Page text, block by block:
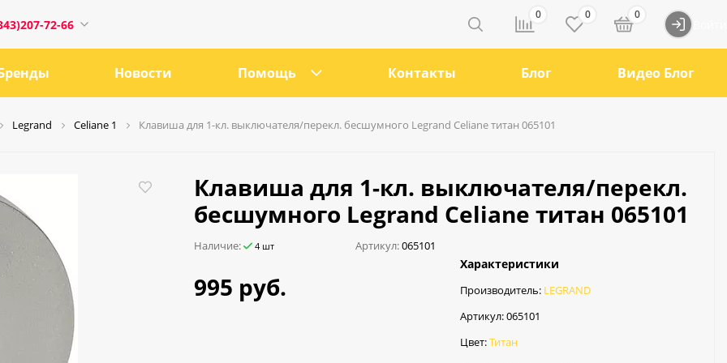
72-66
21
0 0 0
Новости Помощь Контакты Блог Видео Блог
Legrand Celiane 1 Клавиша для 1-кл. выключателя/перекл. бесшумного Legrand Celiane титан 065101
Клавиша для 1-кл. выключателя/перекл.
бесшумного Legrand Celiane титан 065101
Наличие: 4 шт Артикул:065101
995 руб.
Характеристики
Производитель: LEGRAND
Артикул:065101
Цвет:Титан